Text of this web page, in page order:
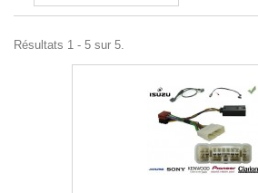
Résultats 1 - 5 sur 5.